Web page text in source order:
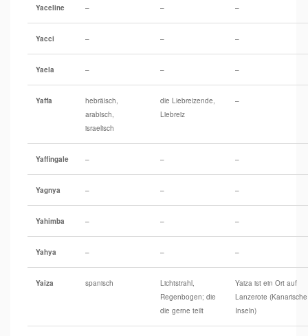
Yaceline – – –
Yacci – – –
Yaela – – –
Yaffa
hebräisch,
arabisch,
israelisch
die Liebreizende,
Liebreiz
–
Yaffingale – – –
Yagnya – – –
Yahimba – – –
Yahya – – –
Yaiza spanisch
Lichtstrahl,
Regenbogen; die
die gerne teilt
Yaiza ist ein Ort auf
Lanzerote (Kanarische
Inseln)